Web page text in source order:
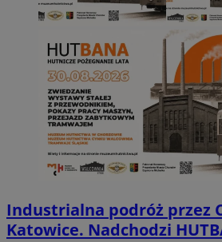
Industrialna podróż przez
Katowice. Nadchodzi